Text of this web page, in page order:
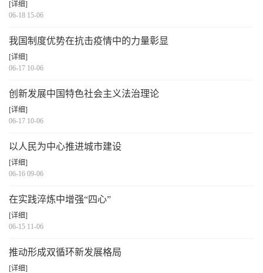
[详细]
06-18 15-06
我国制度优势在抗击疫情中的力量彰显
[详细]
06-17 10-06
创新发展中国特色社会主义法治理论
[详细]
06-17 10-06
以人民为中心推进城市建设
[详细]
06-16 09-06
在实践淬炼中增强“四心”
[详细]
06-15 11-06
推动形成双循环新发展格局
[详细]